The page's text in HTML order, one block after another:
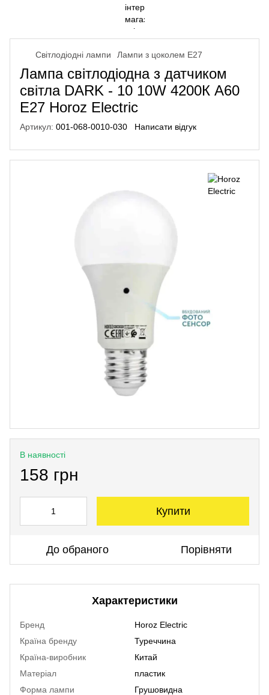
Світлодіодні лампи Лампи з цоколем Е27
Лампа світлодіодна з датчиком
світла DARK - 10 10W 4200К A60
E27 Horoz Electric
Артикул: 001-068-0010-030 Написати відгук
В наявності
158 грн
Купити
До обраного Порівняти
Характеристики
Бренд
Horoz Electric
Країна бренду
Туреччина
Країна-виробник
Китай
Матеріал
пластик
Форма лампи
Грушовидна